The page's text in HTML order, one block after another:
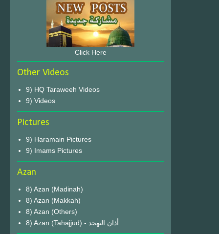
Click Here
Other Videos
9) HQ Taraweeh Videos
9) Videos
Pictures
9) Haramain Pictures
9) Imams Pictures
Azan
8) Azan (Madinah)
8) Azan (Makkah)
8) Azan (Others)
8) Azan (Tahajjud) - أذان التهجد